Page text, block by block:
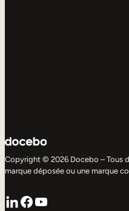
Copyright © 2026 Docebo – Tous
marque déposée ou une marque
LinkedIn
Facebook
YouTube